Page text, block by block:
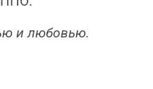
и любовью.